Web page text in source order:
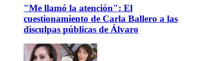
"Me llamó la atención": El
cuestionamiento de Carla Ballero a las
disculpas públicas de Álvaro